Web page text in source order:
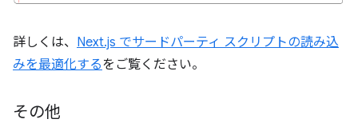
詳しくは、 Next.js でサードパーティ スクリプトの読み込
みを最適化するをご覧ください。
その他